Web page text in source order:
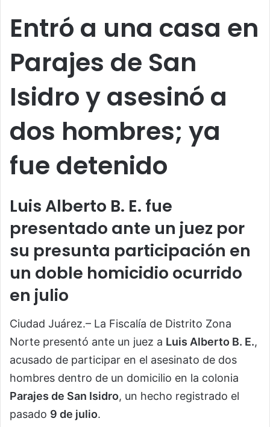
Entró a una casa en
Parajes de San
Isidro y asesinó a
dos hombres; ya
fue detenido
Luis Alberto B. E. fue
presentado ante un juez por
su presunta participación en
un doble homicidio ocurrido
en julio
Ciudad Juárez.– La Fiscalía de Distrito Zona
Norte presentó ante un juez a Luis Alberto B. E.,
acusado de participar en el asesinato de dos
hombres dentro de un domicilio en la colonia
Parajes de San Isidro, un hecho registrado el
pasado 9 de julio.